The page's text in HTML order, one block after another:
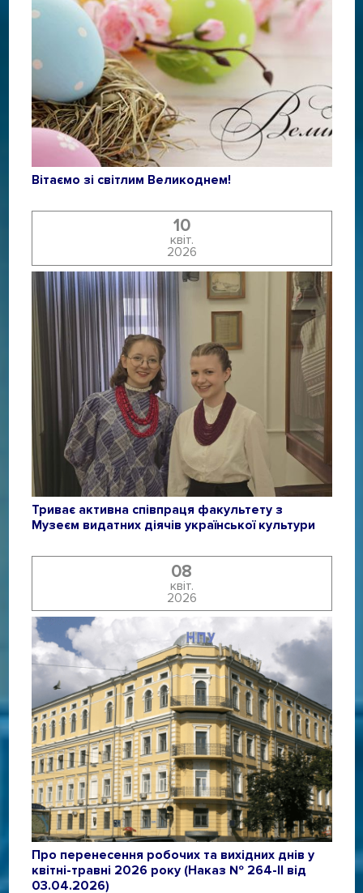
Вітаємо зі світлим Великоднем!
10
квіт.
2026
Триває активна співпраця факультету з
Музеєм видатних діячів української культури
08
квіт.
2026
Про перенесення робочих та вихідних днів у
квітні-травні 2026 року (Наказ № 264-ІІ від
03.04.2026)